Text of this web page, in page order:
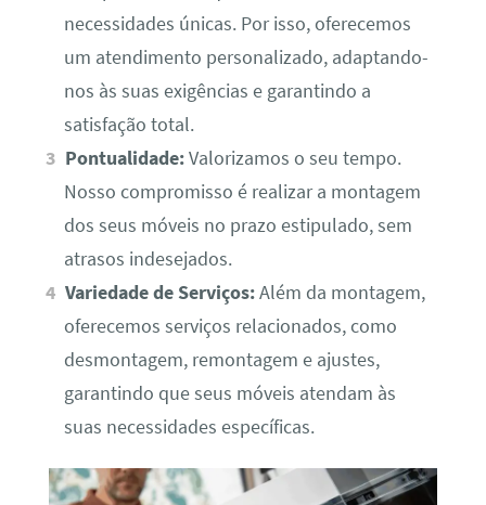
necessidades únicas. Por isso, oferecemos
um atendimento personalizado, adaptando-
nos às suas exigências e garantindo a
satisfação total.
Pontualidade:Valorizamos o seu tempo.
Nosso compromisso é realizar a montagem
dos seus móveis no prazo estipulado, sem
atrasos indesejados.
Variedade de Serviços:Além da montagem,
oferecemos serviços relacionados, como
desmontagem, remontagem e ajustes,
garantindo que seus móveis atendam às
suas necessidades específicas.